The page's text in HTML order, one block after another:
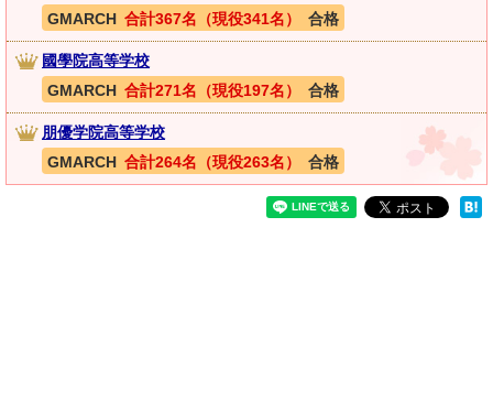
GMARCH 合計367名（現役341名） 合格
國學院高等学校
GMARCH 合計271名（現役197名） 合格
朋優学院高等学校
GMARCH 合計264名（現役263名） 合格